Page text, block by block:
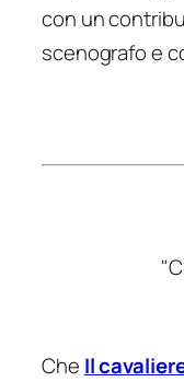
con un
scenografo e
Che Il